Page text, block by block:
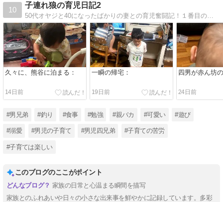
10
子連れ狼の育児日記2
50代オヤジと40になったばかりの妻との育児奮闘記！１番目の子ができてから、ブログを続けております！！
久々に、熊谷に泊まる：
14日前
一瞬の帰宅：
19日前
四男が赤ん坊
24日前
#男兄弟 #釣り #食事 #勉強 #親バカ #可愛い #遊び
#溺愛 #男児の子育て #男児四兄弟 #子育ての苦労
#子育ては楽しい
このブログのここがポイント
家族の日常と心温まる瞬間を描写
家族とのふれあいや日々の小さな出来事を鮮やかに記録しています。多彩